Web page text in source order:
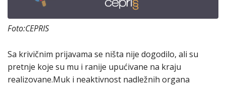
Foto:CEPRIS
Sa krivičnim prijavama se ništa nije dogodilo, ali su
pretnje koje su mu i ranije upućivane na kraju
realizovane.Muk i neaktivnost nadležnih organa